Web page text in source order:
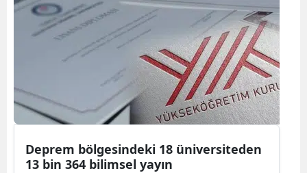
Deprem bölgesindeki 18 üniversiteden
13 bin 364 bilimsel yayın